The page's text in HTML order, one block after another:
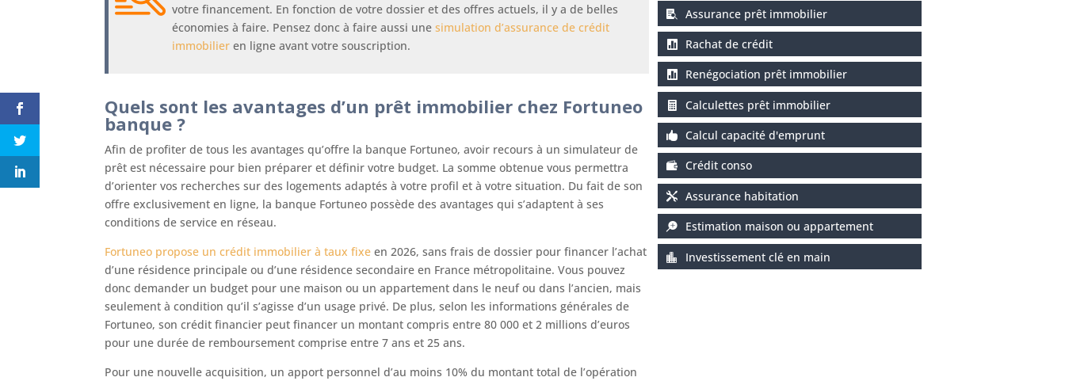
votre financement. En fonction de votre dossier et des offres actuels, il y a de belles
économies à faire. Pensez donc à faire aussi une simulation d’assurance de crédit
immobilier en ligne avant votre souscription.
Quels sont les avantages d’un prêt immobilier chez Fortuneo
banque ?
Afin de profiter de tous les avantages qu’offre la banque Fortuneo, avoir recours à un simulateur de
prêt est nécessaire pour bien préparer et définir votre budget. La somme obtenue vous permettra
d’orienter vos recherches sur des logements adaptés à votre profil et à votre situation. Du fait de son
offre exclusivement en ligne, la banque Fortuneo possède des avantages qui s’adaptent à ses
conditions de service en réseau.
Fortuneo propose un crédit immobilier à taux fixe en 2026, sans frais de dossier pour financer l’achat
d’une résidence principale ou d’une résidence secondaire en France métropolitaine. Vous pouvez
donc demander un budget pour une maison ou un appartement dans le neuf ou dans l’ancien, mais
seulement à condition qu’il s’agisse d’un usage privé. De plus, selon les informations générales de
Fortuneo, son crédit financier peut financer un montant compris entre 80 000 et 2 millions d’euros
pour une durée de remboursement comprise entre 7 ans et 25 ans.
Pour une nouvelle acquisition, un apport personnel d’au moins 10% du montant total de l’opération
Assurance prêt immobilier
Rachat de crédit
Renégociation prêt immobilier
Calculettes prêt immobilier
Calcul capacité d'emprunt
Crédit conso
Assurance habitation
Estimation maison ou appartement
Investissement clé en main